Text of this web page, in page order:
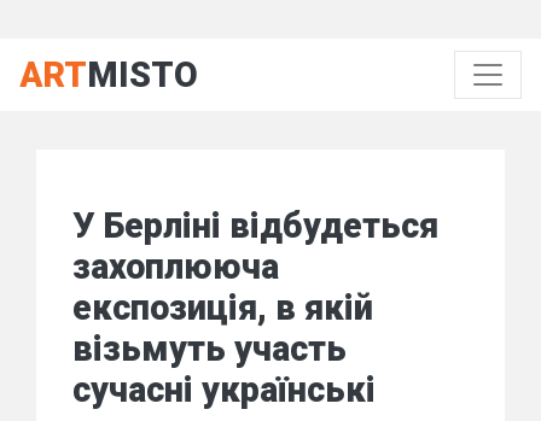
ARTMISTO
У Берліні відбудеться
захоплююча
експозиція, в якій
візьмуть участь
сучасні українські